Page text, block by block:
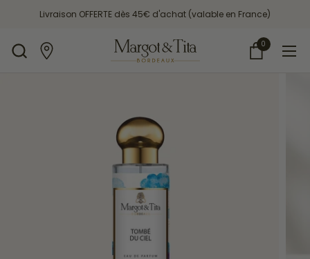
Livraison OFFERTE dès 45€ d'achat (valable en France)
Ouvrir le
0